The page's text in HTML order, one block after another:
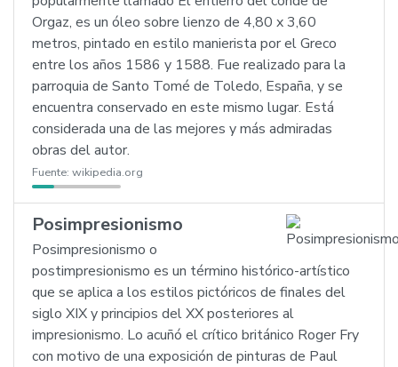
Orgaz, es un óleo sobre lienzo de 4,80 x 3,60
metros, pintado en estilo manierista por el Greco
entre los años 1586 y 1588. Fue realizado para la
parroquia de Santo Tomé de Toledo, España, y se
encuentra conservado en este mismo lugar. Está
considerada una de las mejores y más admiradas
obras del autor.
Fuente: wikipedia.org
Posimpresionismo
Posimpresionismo o
postimpresionismo es un término histórico-artístico
que se aplica a los estilos pictóricos de finales del
siglo XIX y principios del XX posteriores al
impresionismo. Lo acuñó el crítico británico Roger Fry
con motivo de una exposición de pinturas de Paul